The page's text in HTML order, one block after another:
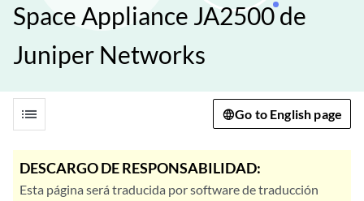
Space Appliance JA2500 de
Juniper Networks
list Go to English page
DESCARGO DE RESPONSABILIDAD:
Esta página será traducida por software de traducción